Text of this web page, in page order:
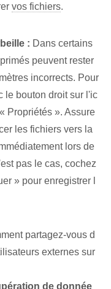
vos fichiers.
: Dans certains
peuvent rester
incorrects. Pour
le bouton droit sur l'ic
Propriétés ». Assure
les fichiers vers la
lors de
pas le cas, cochez
» pour enregistrer l
partagez-vous d
externes sur
de donnée